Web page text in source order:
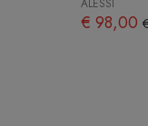
ALESSI
€ 98,00